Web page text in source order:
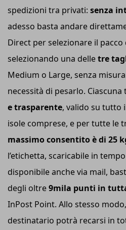
spedizioni tra privati: senza
adesso basta andare
Direct per selezionare il pacco
selezionando una delletre
Medium o Large, senza
necessità di pesarlo. Ciascuna
e trasparente, valido su tutto
isole comprese, e per tutte le
massimo consentito è di 25
l’etichetta, scaricabile in
disponibile anche via mail,
degli oltre9mila punti in
InPost Point. Allo stesso
destinatario potrà recarsi in